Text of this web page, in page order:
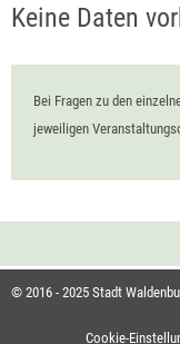
Keine Daten
Bei Fragen zu den
jeweiligen
© 2016 - 2025 Stadt
Cookie-